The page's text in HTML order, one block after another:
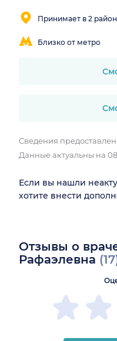
Принимает в 2
Близко от метро
Сведения
Данные актуальны на
Если вы нашли
хотите внести
Отзывы о
Рафаэлевна